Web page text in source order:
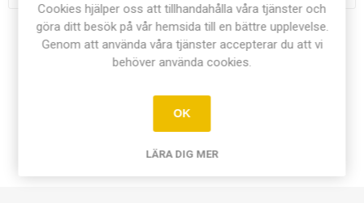
Dela:
Cookies hjälper oss att tillhandahålla våra tjänster och
göra ditt besök på vår hemsida till en bättre upplevelse.
Genom att använda våra tjänster accepterar du att vi
behöver använda cookies.
OK
LÄRA DIG MER